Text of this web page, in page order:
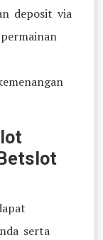
deposit via
serta